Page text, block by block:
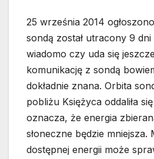
25 września 2014
sondą został utracony 9 dni
wiadomo czy uda się
komunikację z sondą
dokładnie znana. Orbita
pobliżu Księżyca oddaliła
oznacza, że energia
słoneczne będzie mniejsza.
dostępnej energii może